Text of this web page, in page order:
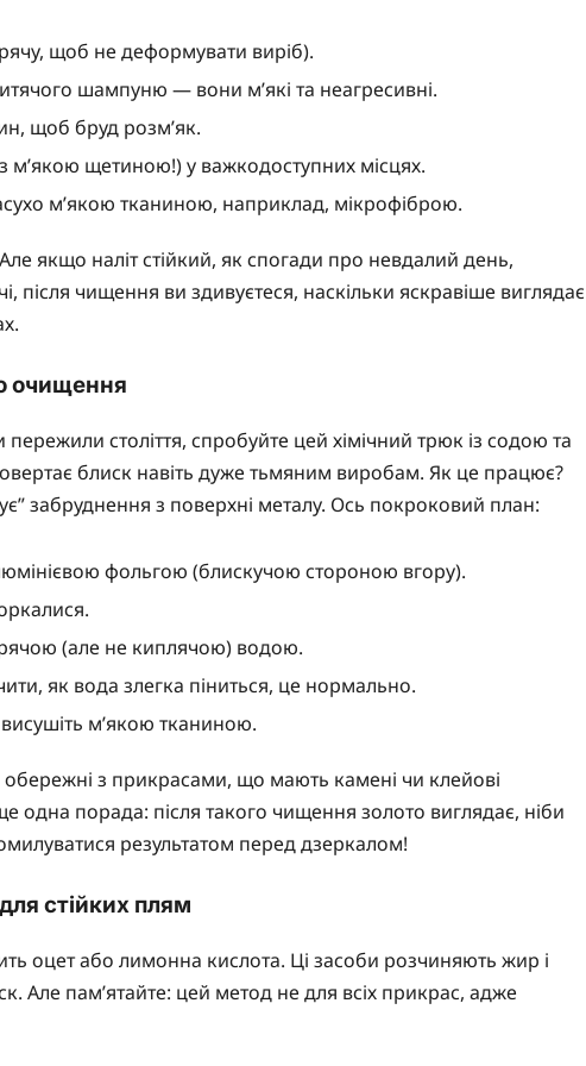
щоб не деформувати виріб).
шампуню — вони м’які та неагресивні.
щоб бруд розм’як.
м’якою щетиною!) у важкодоступних місцях.
м’якою тканиною, наприклад, мікрофіброю.
якщо наліт стійкий, як спогади про невдалий день,
чищення ви здивуєтеся, наскільки яскравіше виглядає
очищення
століття, спробуйте цей хімічний трюк із содою та
блиск навіть дуже тьмяним виробам. Як це працює?
забруднення з поверхні металу. Ось покроковий план:
фольгою (блискучою стороною вгору).
(але не киплячою) водою.
як вода злегка піниться, це нормально.
м’якою тканиною.
з прикрасами, що мають камені чи клейові
одна порада: після такого чищення золото виглядає, ніби
результатом перед дзеркалом!
стійких плям
оцет або лимонна кислота. Ці засоби розчиняють жир і
Але пам’ятайте: цей метод не для всіх прикрас, адже